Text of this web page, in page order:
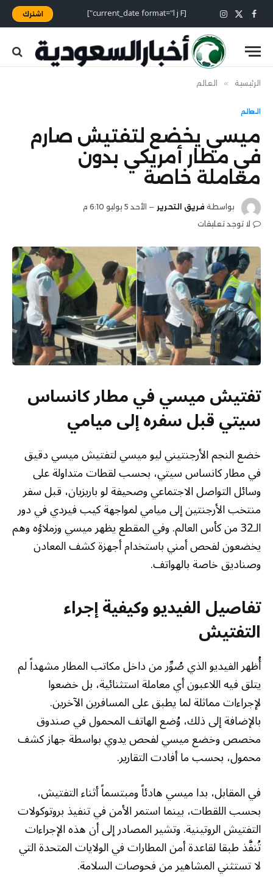
فيسبوك
X
(Twitter)
الانستغرام [current_date format="l j F"] اشترك
الرئيسية » العالم
العالم
ميسي يخضع لتفتيش صارم
في مطار أمريكي بدون
معاملة خاصة
بواسطة فريق التحرير
الأحد 5 يوليو 6:10 م
لا توجد تعليقات
تفتيش ميسي في مطار كانساس
سيتي قبل سفره إلى ميامي
خضع النجم الأرجنتيني ليو ميسي لتفتيش ميسي دقيق
في مطار كانساس سيتي، بحسب لقطات متداولة على
وسائل التواصل الاجتماعي وصحيفة لو باريزيان، قبل سفر
منتخب الأرجنتين إلى ميامي لمواجهة كيب فيردي في دور
الـ32 من كأس العالم. وفي المقطع يظهر ميسي وزملاؤه وهم
يخضعون لفحص أمني باستخدام أجهزة كشف المعادن
وصناديق خاصة بالهواتف.
تفاصيل الفيديو وكيفية إجراء
التفتيش
أُظهر الفيديو الذي صُوِّر من داخل مكاتب المطار مشهداً لم
يتلق فيه اللاعبون أي معاملة استثنائية، بل خضعوا
لإجراءات مماثلة لما يطبق على المسافرين الآخرين.
بالإضافة إلى ذلك، وُضع الهاتف المحمول في صندوق
مخصص وخضع ميسي لفحص يدوي بواسطة جهاز كشف
محمول، بحسب ما أفادت التقارير.
في المقابل، بدا ميسي هادئاً ومبتسماً أثناء التفتيش،
بحسب اللقطات، بينما استمر الأمن في تنفيذ بروتوكولات
التفتيش الروتينية. وتشير المصادر إلى أن هذه الإجراءات
تُنفَّذ طبقا لقاعدة أمن المطارات في الولايات المتحدة التي
لا تستثني المشاهير من فحوصات السلامة.